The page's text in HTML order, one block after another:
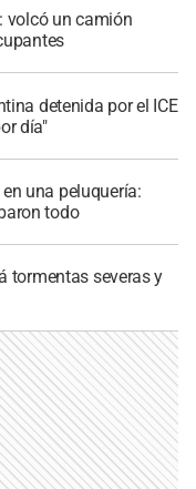
volcó un camión
detenida por el ICE
día"
una peluquería:
todo
tormentas severas y